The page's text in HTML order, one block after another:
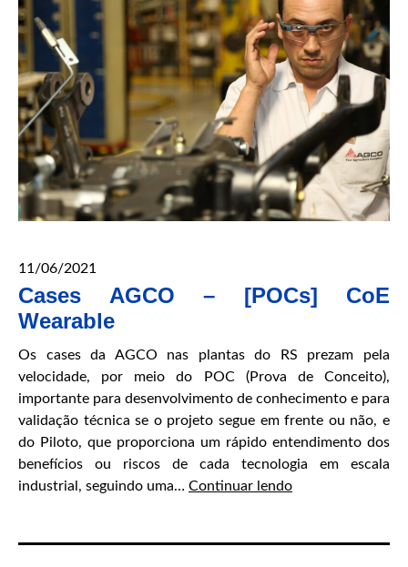
11/06/2021
Cases AGCO – [POCs] CoE
Wearable
Os cases da AGCO nas plantas do RS prezam pela
velocidade, por meio do POC (Prova de Conceito),
importante para desenvolvimento de conhecimento e para
validação técnica se o projeto segue em frente ou não, e
do Piloto, que proporciona um rápido entendimento dos
benefícios ou riscos de cada tecnologia em escala
industrial, seguindo uma… Continuar lendoCases